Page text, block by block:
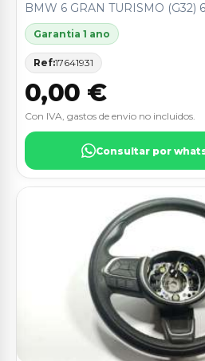
BMW 6 GRAN TURISMO (G32)
Garantia 1 ano
Ref:17641931
0,00 €
Con IVA, gastos de envio no incluidos.
Consultar por